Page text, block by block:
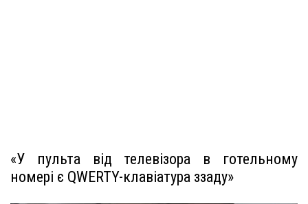
«У пульта від телевізора в готельному
номері є QWERTY-клавіатура ззаду»